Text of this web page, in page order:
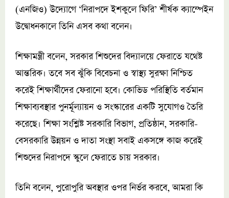
(এনজিও) উদ্যোগে ‘নিরাপদে ইশকুলে ফিরি’ শীর্ষক ক্যাম্পেইন
উদ্বোধনকালে তিনি এসব কথা বলেন।
শিক্ষামন্ত্রী বলেন, সরকার শিশুদের বিদ্যালয়ে ফেরাতে যথেষ্ট
আন্তরিক। তবে সব ঝুঁকি বিবেচনা ও স্বাস্থ্য সুরক্ষা নিশ্চিত
করেই শিক্ষার্থীদের ফেরানো হবে। কোভিড পরিস্থিতি বর্তমান
শিক্ষাব্যবস্থার পুনর্মূল্যায়ন ও সংস্কারের একটি সুযোগও তৈরি
করেছে। শিক্ষা সংশ্লিষ্ট সরকারি বিভাগ, প্রতিষ্ঠান, সরকারি-
বেসরকারি উন্নয়ন ও দাতা সংস্থা সবাই একসঙ্গে কাজ করেই
শিশুদের নিরাপদে স্কুলে ফেরাতে চায় সরকার।
তিনি বলেন, পুরোপুরি অবস্থার ওপর নির্ভর করবে, আমরা কি